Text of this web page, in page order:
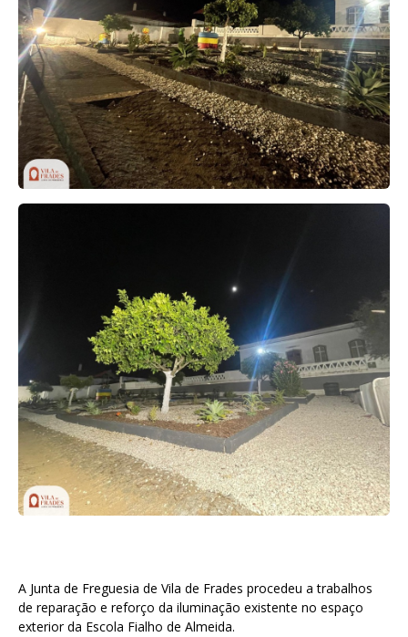
A Junta de Freguesia de Vila de Frades procedeu a trabalhos
de reparação e reforço da iluminação existente no espaço
exterior da Escola Fialho de Almeida.